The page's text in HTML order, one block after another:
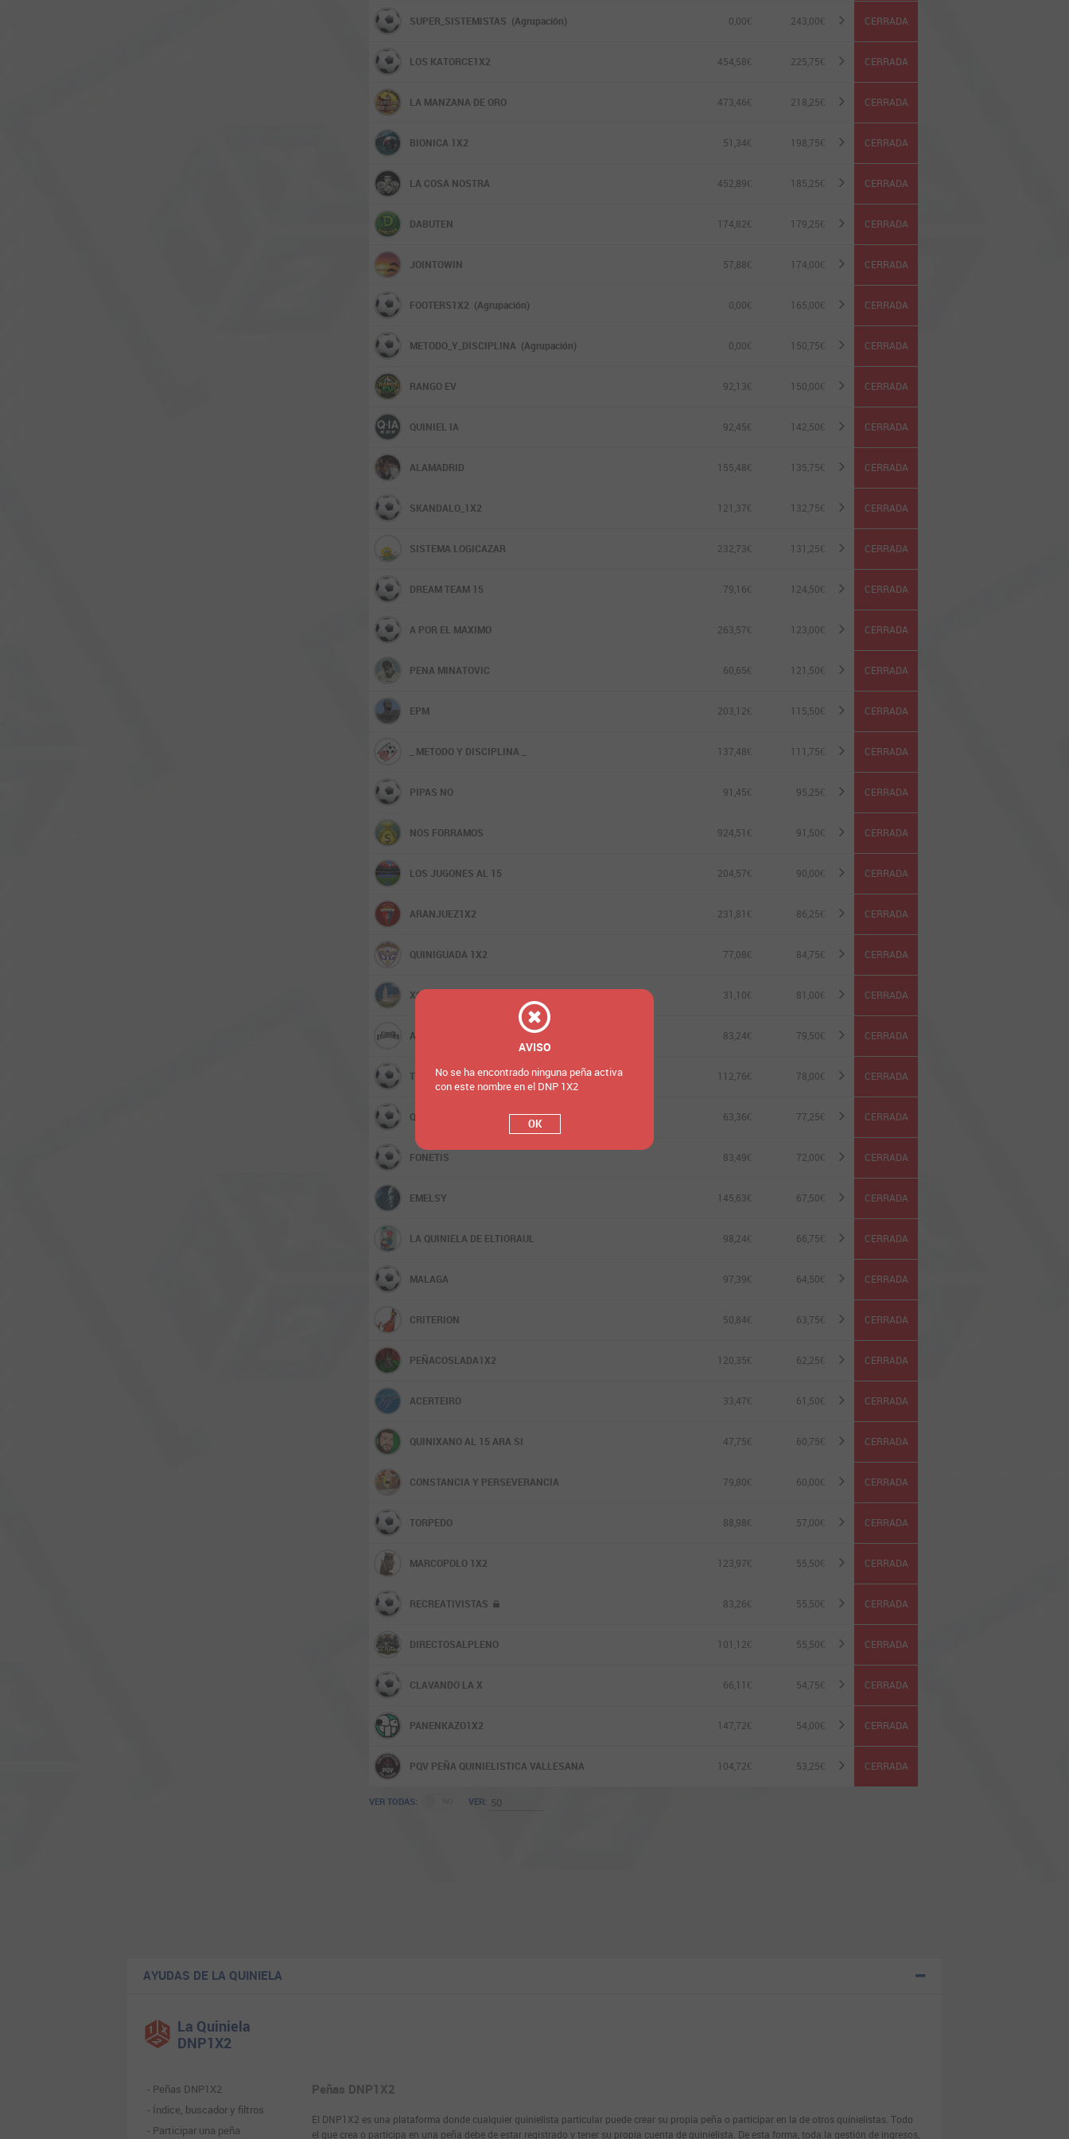
SUPER_SISTEMISTAS (Agrupación) 0,00€ 243,00€ CERRADA
LOS KATORCE1X2 454,58€ 225,75€ CERRADA
LA MANZANA DE ORO 473,46€ 218,25€ CERRADA
BIONICA 1X2 51,34€ 198,75€ CERRADA
LA COSA NOSTRA 452,89€ 185,25€ CERRADA
DABUTEN 174,82€ 179,25€ CERRADA
JOINTOWIN 57,88€ 174,00€ CERRADA
FOOTERS1X2 (Agrupación) 0,00€ 165,00€ CERRADA
METODO_Y_DISCIPLINA (Agrupación) 0,00€ 150,75€ CERRADA
RANGO EV 92,13€ 150,00€ CERRADA
QUINIEL IA 92,45€ 142,50€ CERRADA
ALAMADRID 155,48€ 135,75€ CERRADA
SKANDALO_1X2 121,37€ 132,75€ CERRADA
SISTEMA LOGICAZAR 232,73€ 131,25€ CERRADA
DREAM TEAM 15 79,16€ 124,50€ CERRADA
A POR EL MAXIMO 263,57€ 123,00€ CERRADA
PENA MINATOVIC 60,65€ 121,50€ CERRADA
EPM 203,12€ 115,50€ CERRADA
_ METODO Y DISCIPLINA _ 137,48€ 111,75€ CERRADA
PIPAS NO 91,45€ 95,25€ CERRADA
NOS FORRAMOS 924,51€ 91,50€ CERRADA
LOS JUGONES AL 15 204,57€ 90,00€ CERRADA
ARANJUEZ1X2 231,81€ 86,25€ CERRADA
QUINIGUADA 1X2 77,08€ 84,75€ CERRADA
XOSEANTON 31,10€ 81,00€ CERRADA
AGRUPACION SUPERSISTEMISTAS 83,24€ 79,50€ CERRADA
TURBO 8 112,76€ 78,00€ CERRADA
QUINIGENIOS 63,36€ 77,25€ CERRADA
FONETIS 83,49€ 72,00€ CERRADA
EMELSY 145,63€ 67,50€ CERRADA
LA QUINIELA DE ELTIORAUL 98,24€ 66,75€ CERRADA
MALAGA 97,39€ 64,50€ CERRADA
CRITERION 50,84€ 63,75€ CERRADA
PEÑACOSLADA1X2 120,35€ 62,25€ CERRADA
ACERTEIRO 33,47€ 61,50€ CERRADA
QUINIXANO AL 15 ARA SI 47,75€ 60,75€ CERRADA
CONSTANCIA Y PERSEVERANCIA 79,80€ 60,00€ CERRADA
TORPEDO 88,98€ 57,00€ CERRADA
MARCOPOLO 1X2 123,97€ 55,50€ CERRADA
RECREATIVISTAS 83,26€ 55,50€ CERRADA
DIRECTOSALPLENO 101,12€ 55,50€ CERRADA
CLAVANDO LA X 66,11€ 54,75€ CERRADA
PANENKAZO1X2 147,72€ 54,00€ CERRADA
PQV PEÑA QUINIELISTICA VALLESANA 104,72€ 53,25€ CERRADA
VER TODAS: VER:
AYUDAS DE LA QUINIELA
La Quiniela
DNP1X2
Peñas DNP1X2
Índice, buscador y filtros
Participar una peña
Peñas DNP1X2
El DNP1X2 es una plataforma donde cualquier quinielista particular puede crear su propia peña o participar en la de otros quinielistas. Todo
el que crea o participa en una peña debe de estar registrado y tener su propia cuenta de quinielista. De esta forma, toda la gestión de ingresos,
AVISO
No se ha encontrado ninguna peña activa
con este nombre en el DNP 1X2
OK